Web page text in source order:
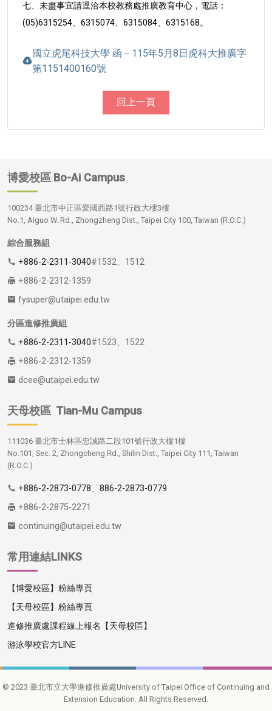
七、未盡事宜請逕洽本校教務處推廣教育中心，電話：
(05)6315254、6315074、6315084、6315168。
國立虎尾科技大學 函－115年5月8日虎科大推廣字
第1151400160號
回上一頁
博愛校區 Bo-Ai Campus
100234 臺北市中正區愛國西路1號行政大樓3樓
No.1, Aiguo W. Rd., Zhongzheng Dist., Taipei City 100, Taiwan (R.O.C.)
綜合服務組
+886-2-2311-3040#1532、1512
+886-2-2312-1359
fysuper@utaipei.edu.tw
分區進修推廣組
+886-2-2311-3040#1523、1522
+886-2-2312-1359
dcee@utaipei.edu.tw
天母校區 Tian-Mu Campus
111036 臺北市士林區忠誠路二段101號行政大樓1樓
No.101, Sec. 2, Zhongcheng Rd., Shilin Dist., Taipei City 111, Taiwan
(R.O.C.)
+886-2-2873-0778、 886-2-2873-0779
+886-2-2875-2271
continuing@utaipei.edu.tw
常用連結LINKS
【博愛校區】粉絲專頁
【天母校區】粉絲專頁
進修推廣處課程線上報名【天母校區】
游泳學校官方LINE
© 2023 臺北市立大學進修推廣處University of Taipei Office of Continuing and
Extension Education. All Rights Reserved.